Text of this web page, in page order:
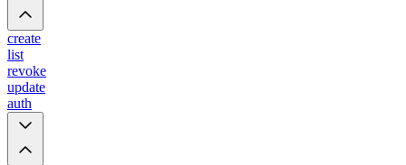
create
list
revoke
update
auth